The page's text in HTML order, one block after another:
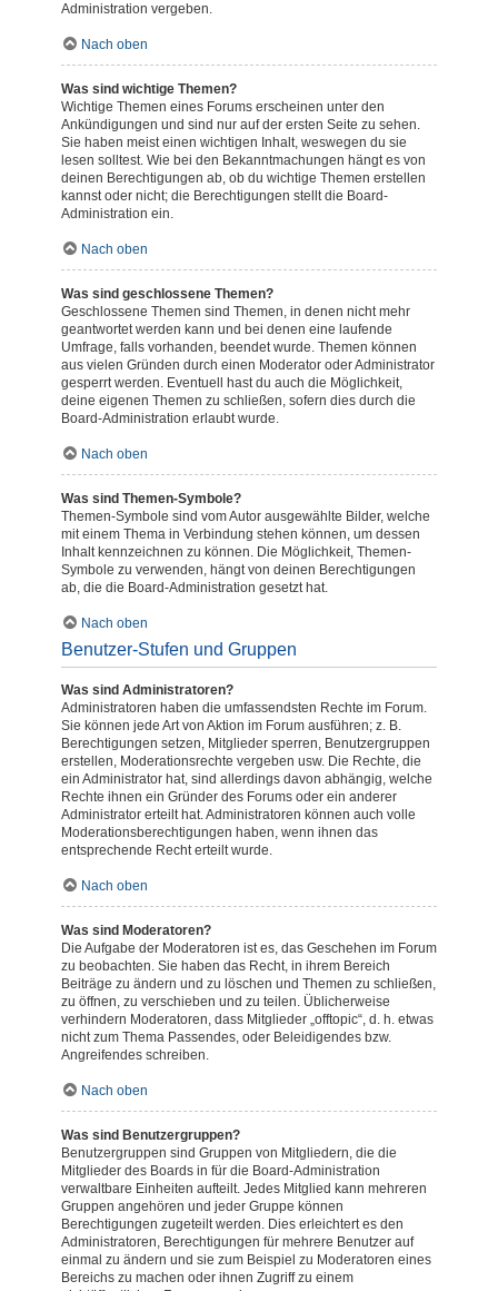
Administration vergeben.
Nach oben
Was sind wichtige Themen?
Wichtige Themen eines Forums erscheinen unter den
Ankündigungen und sind nur auf der ersten Seite zu sehen.
Sie haben meist einen wichtigen Inhalt, weswegen du sie
lesen solltest. Wie bei den Bekanntmachungen hängt es von
deinen Berechtigungen ab, ob du wichtige Themen erstellen
kannst oder nicht; die Berechtigungen stellt die Board-
Administration ein.
Nach oben
Was sind geschlossene Themen?
Geschlossene Themen sind Themen, in denen nicht mehr
geantwortet werden kann und bei denen eine laufende
Umfrage, falls vorhanden, beendet wurde. Themen können
aus vielen Gründen durch einen Moderator oder Administrator
gesperrt werden. Eventuell hast du auch die Möglichkeit,
deine eigenen Themen zu schließen, sofern dies durch die
Board-Administration erlaubt wurde.
Nach oben
Was sind Themen-Symbole?
Themen-Symbole sind vom Autor ausgewählte Bilder, welche
mit einem Thema in Verbindung stehen können, um dessen
Inhalt kennzeichnen zu können. Die Möglichkeit, Themen-
Symbole zu verwenden, hängt von deinen Berechtigungen
ab, die die Board-Administration gesetzt hat.
Nach oben
Benutzer-Stufen und Gruppen
Was sind Administratoren?
Administratoren haben die umfassendsten Rechte im Forum.
Sie können jede Art von Aktion im Forum ausführen; z. B.
Berechtigungen setzen, Mitglieder sperren, Benutzergruppen
erstellen, Moderationsrechte vergeben usw. Die Rechte, die
ein Administrator hat, sind allerdings davon abhängig, welche
Rechte ihnen ein Gründer des Forums oder ein anderer
Administrator erteilt hat. Administratoren können auch volle
Moderationsberechtigungen haben, wenn ihnen das
entsprechende Recht erteilt wurde.
Nach oben
Was sind Moderatoren?
Die Aufgabe der Moderatoren ist es, das Geschehen im Forum
zu beobachten. Sie haben das Recht, in ihrem Bereich
Beiträge zu ändern und zu löschen und Themen zu schließen,
zu öffnen, zu verschieben und zu teilen. Üblicherweise
verhindern Moderatoren, dass Mitglieder „offtopic“, d. h. etwas
nicht zum Thema Passendes, oder Beleidigendes bzw.
Angreifendes schreiben.
Nach oben
Was sind Benutzergruppen?
Benutzergruppen sind Gruppen von Mitgliedern, die die
Mitglieder des Boards in für die Board-Administration
verwaltbare Einheiten aufteilt. Jedes Mitglied kann mehreren
Gruppen angehören und jeder Gruppe können
Berechtigungen zugeteilt werden. Dies erleichtert es den
Administratoren, Berechtigungen für mehrere Benutzer auf
einmal zu ändern und sie zum Beispiel zu Moderatoren eines
Bereichs zu machen oder ihnen Zugriff zu einem